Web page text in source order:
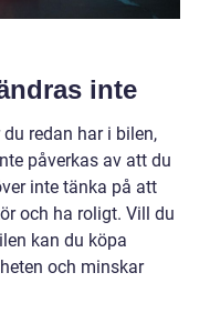
inte
redan har i bilen,
påverkas av att du
inte tänka på att
och ha roligt. Vill du
kan du köpa
och minskar